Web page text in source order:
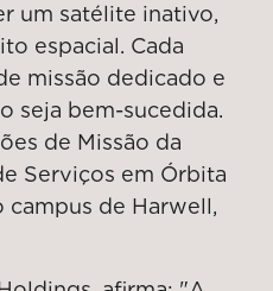
um satélite inativo,
espacial. Cada
missão dedicado e
seja bem-sucedida.
de Missão da
Serviços em Órbita
de Harwell,